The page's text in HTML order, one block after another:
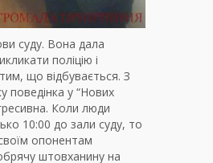
суду. Вона дала
поліцію і
що відбувається. З
поведінка у “Нових
Коли люди
10:00 до зали суду, то
опонентам
штовханину на